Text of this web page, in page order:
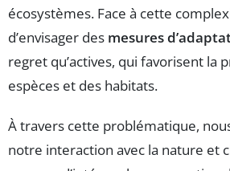
écosystèmes. Face à cette
d’envisager des mesures
regret qu’actives, qui favorisent la
espèces et des habitats.
À travers cette problématique,
notre interaction avec la nature et